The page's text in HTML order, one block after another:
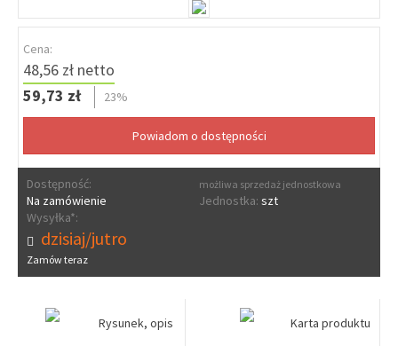
Cena:
48,56 zł netto
59,73 zł
23%
Dostępność:
Na zamówienie
możliwa sprzedaż jednostkowa
Jednostka: szt
Wysyłka*:
dzisiaj/jutro
Zamów teraz
Rysunek, opis Karta produktu